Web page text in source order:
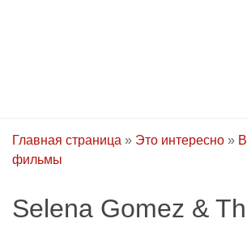
Главная страница » Это интересно »
фильмы
Selena Gomez &